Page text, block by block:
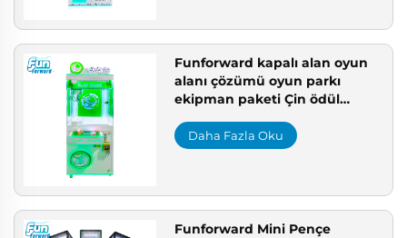
Funforward kapalı alan oyun
alanı çözümü oyun parkı
ekipman paketi Çin ödül
Daha Fazla Oku
Funforward Mini Pençe